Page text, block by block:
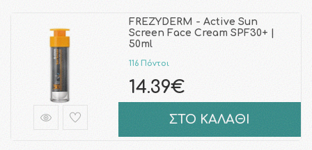
FREZYDERM - Active Sun
Screen Face Cream SPF30+ |
50ml
116 Πόντοι
14.39€
ΣΤΟ ΚΑΛΑΘΙ